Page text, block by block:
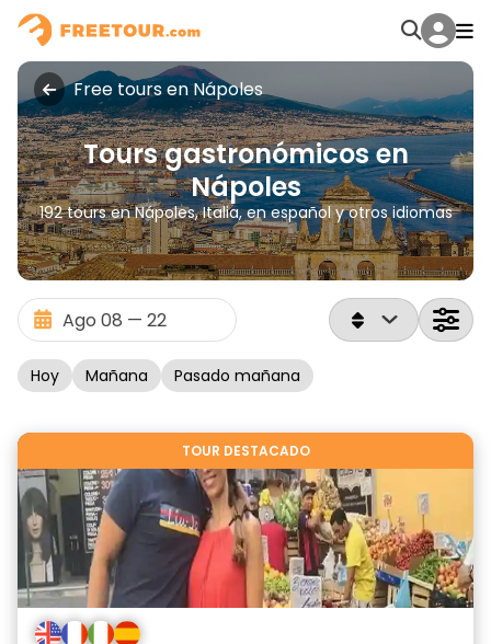
Free tours en Nápoles
Tours gastronómicos en
Nápoles
192 tours en Nápoles, Italia, en español y otros idiomas
Hoy Mañana Pasado mañana
TOUR DESTACADO